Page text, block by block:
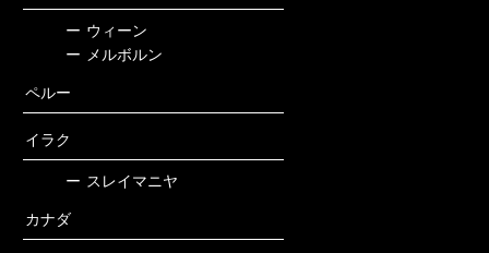
ー ウィーン
ー
メルボルン
ペルー
イラク
ー スレイマニヤ
カナダ